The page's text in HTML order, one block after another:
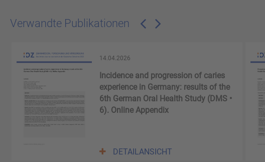
Verwandte Publikationen
14.04.2026
Incidence and progression of caries
experience in Germany: results of the
6th German Oral Health Study (DMS •
6). Online Appendix
DETAILANSICHT